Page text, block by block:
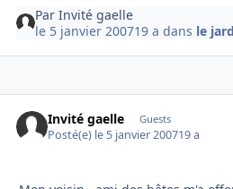
ParInvité gaelle
le 5 janvier 200719 a dans le
Invité gaelle Guests
Posté(e) le 5 janvier 200719 a